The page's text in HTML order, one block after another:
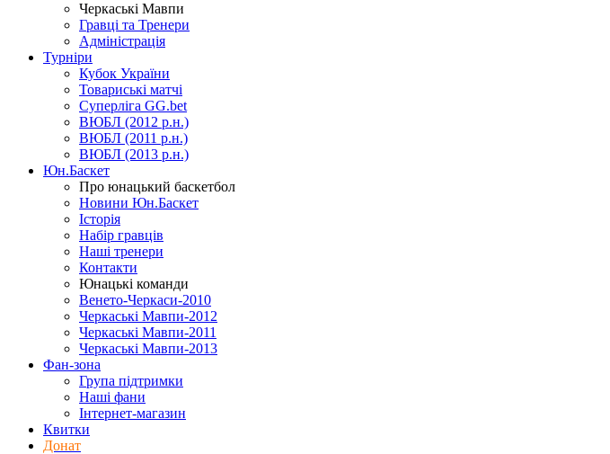
Черкаські Мавпи
Гравці та Тренери
Адміністрація
Турніри
Кубок України
Товариські матчі
Суперліга GG.bet
ВЮБЛ (2012 р.н.)
ВЮБЛ (2011 р.н.)
ВЮБЛ (2013 р.н.)
Юн.Баскет
Про юнацький баскетбол
Новини Юн.Баскет
Історія
Набір гравців
Наші тренери
Контакти
Юнацькі команди
Венето-Черкаси-2010
Черкаські Мавпи-2012
Черкаські Мавпи-2011
Черкаські Мавпи-2013
Фан-зона
Група підтримки
Наші фани
Інтернет-магазин
Квитки
Донат